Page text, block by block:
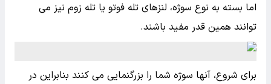
اما بسته به نوع سوژه، لنزهای تله فوتو یا تله زوم نیز می
توانند همین قدر مفید باشند.
برای شروع، آنها سوژه شما را بزرگنمایی می کنند بنابراین در